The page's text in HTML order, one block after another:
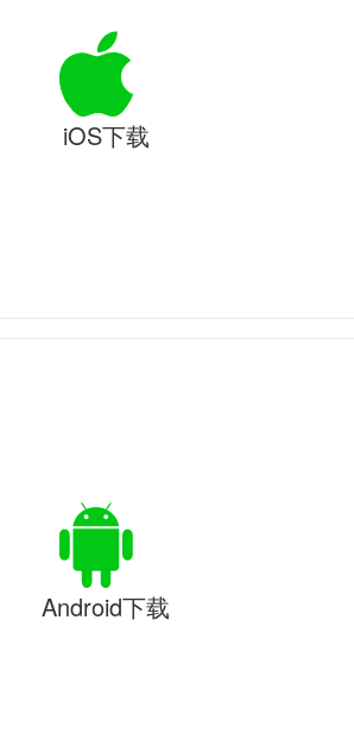
iOS下载
Android下载